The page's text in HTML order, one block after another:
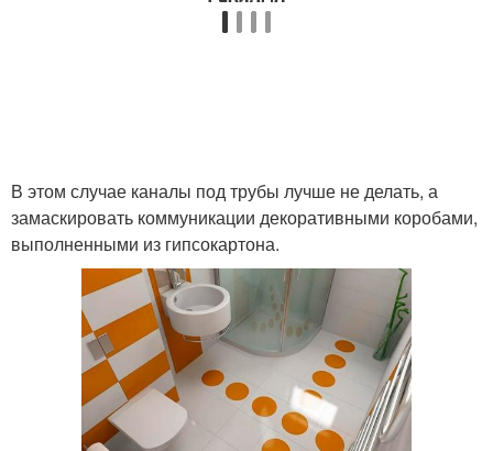
В этом случае каналы под трубы лучше не делать, а
замаскировать коммуникации декоративными коробами,
выполненными из гипсокартона.